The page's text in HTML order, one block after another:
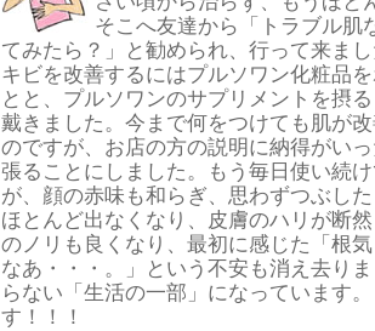
そこへ友達から「トラブル肌
てみたら？」と勧められ、行って来ま
キビを改善するにはプルソワン化粧品
とと、プルソワンのサプリメントを摂
戴きました。今まで何をつけても肌が
のですが、お店の方の説明に納得がい
張ることにしました。もう毎日使い続
が、顔の赤味も和らぎ、思わずつぶし
ほとんど出なくなり、皮膚のハリが断
のノリも良くなり、最初に感じた「根
なあ・・・。」という不安も消え去り
らない「生活の一部」になっています
す！！！